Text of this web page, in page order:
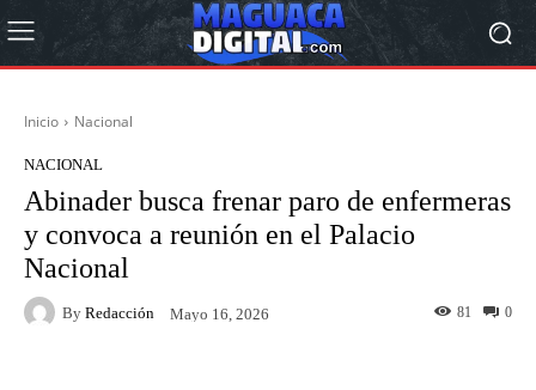
Inicio Nacional
NACIONAL
Abinader busca frenar paro de enfermeras
y convoca a reunión en el Palacio
Nacional
By Redacción Mayo 16, 2026 0
81